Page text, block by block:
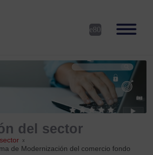
del sector
»
de Modernización del comercio fondo